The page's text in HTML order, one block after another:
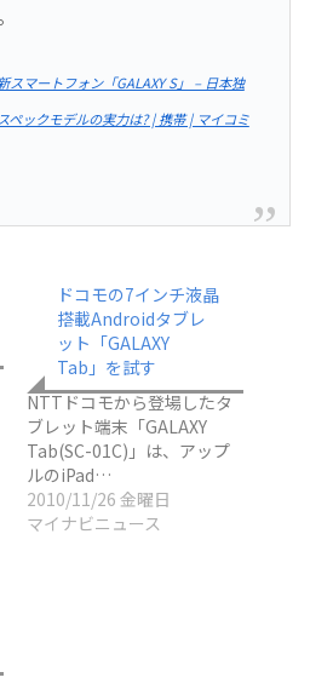
スマートフォン「GALAXY S」 – 日本独
ペックモデルの実力は? | 携帯 | マイコミ
ドコモの7インチ液晶
搭載Androidタブレ
ット「GALAXY
Tab」を試す
NTTドコモから登場したタ
ブレット端末「GALAXY
Tab(SC-01C)」は、アップ
ルのiPad…
2010/11/26 金曜日
マイナビニュース